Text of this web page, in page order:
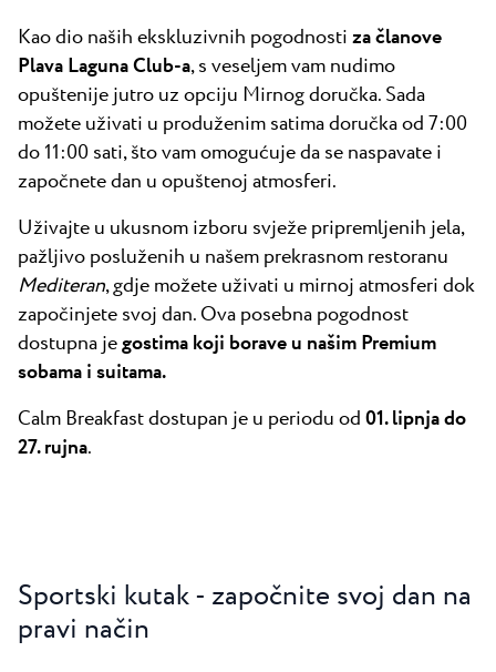
Kao dio naših ekskluzivnih pogodnostiza članove
Plava Laguna Club-a, s veseljem vam nudimo
opuštenije jutro uz opciju Mirnog doručka. Sada
možete uživati u produženim satima doručka od 7:00
do 11:00 sati, što vam omogućuje da se naspavate i
započnete dan u opuštenoj atmosferi.
Uživajte u ukusnom izboru svježe pripremljenih jela,
pažljivo posluženih u našem prekrasnom restoranu
Mediteran, gdje možete uživati u mirnoj atmosferi dok
započinjete svoj dan. Ova posebna pogodnost
dostupna jegostima koji borave u našim Premium
sobama i suitama.
Calm Breakfast dostupan je u periodu od01. lipnja do
27. rujna.
Sportski kutak - započnite svoj dan na
pravi način